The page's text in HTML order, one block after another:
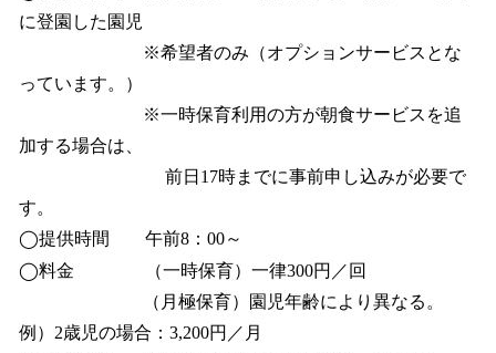
に登園した園児
※希望者のみ（オプションサービスとな
っています。）
※一時保育利用の方が朝食サービスを追
加する場合は、
前日17時までに事前申し込みが必要で
す。
◯提供時間 午前8：00～
◯料金 （一時保育）一律300円／回
（月極保育）園児年齢により異なる。
例）2歳児の場合：3,200円／月